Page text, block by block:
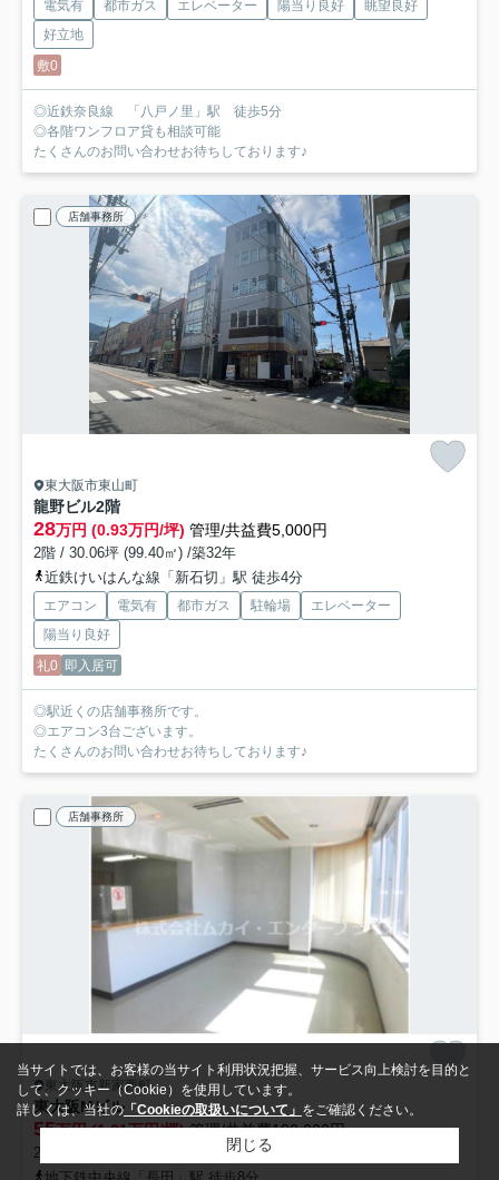
電気有 都市ガス エレベーター 陽当り良好
眺望良好
好立地
敷0
◎近鉄奈良線 「八戸ノ里」駅 徒歩5分
◎各階ワンフロア貸も相談可能
たくさんのお問い合わせお待ちしております♪
店舗事務所
東大阪市東山町
龍野ビル2階
28万円 (0.93万円/坪) 管理/共益費5,000円
2階 / 30.06坪 (99.40㎡) /築32年
近鉄けいはんな線「新石切」駅 徒歩4分
エアコン 電気有 都市ガス 駐輪場
エレベーター
陽当り良好
礼0 即入居可
◎駅近くの店舗事務所です。
◎エアコン3台ございます。
たくさんのお問い合わせお待ちしております♪
店舗事務所
東大阪市新家西町
東大阪Mビル
55万円 (1.01万円/坪)管理/共益費100,000円
2階 / 54.44坪 (180.00㎡) /築33年
当サイトでは、お客様の当サイト利用状況把握、サービス向上検討を目的と
して、クッキー（Cookie）を使用しています。
詳しくは、当社の「Cookieの取扱いについて」 をご確認ください。
閉じる